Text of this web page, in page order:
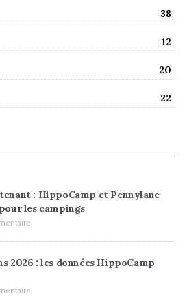
38
12
20
22
: HippoCamp et Pennylane
les campings
2026 : les données HippoCamp